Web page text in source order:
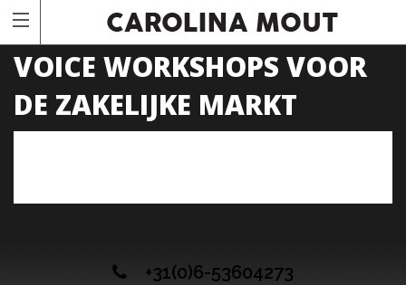
VOICE WORKSHOPS VOOR
DE ZAKELIJKE MARKT
+31(0)6-53604273